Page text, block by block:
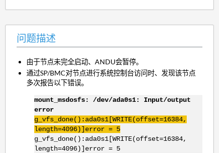
问题描述
由于节点未完全启动、ANDU会暂停。
通过SP/BMC对节点进行系统控制台访问时、发现该节点
多次报告以下错误。
mount_msdosfs: /dev/ada0s1: Input/output
error
g_vfs_done():ada0s1[WRITE(offset=16384,
length=4096)]error = 5
g_vfs_done():ada0s1[WRITE(offset=16384,
length=4096)]error = 5